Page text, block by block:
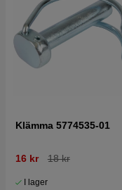
Klämma 5774535-01
16 kr 18 kr
I lager